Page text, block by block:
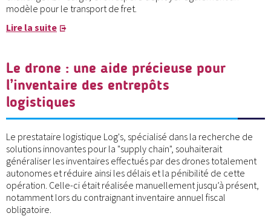
modèle pour le transport de fret.
Lire la suite
Le drone : une aide précieuse pour
l’inventaire des entrepôts
logistiques
Le prestataire logistique Log's, spécialisé dans la recherche de
solutions innovantes pour la "supply chain", souhaiterait
généraliser les inventaires effectués par des drones totalement
autonomes et réduire ainsi les délais et la pénibilité de cette
opération. Celle-ci était réalisée manuellement jusqu’à présent,
notamment lors du contraignant inventaire annuel fiscal
obligatoire.